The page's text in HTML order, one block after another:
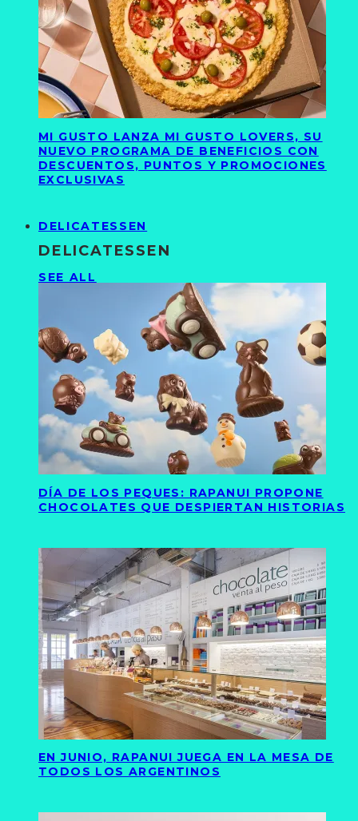
MI GUSTO LANZA MI GUSTO LOVERS, SU
NUEVO PROGRAMA DE BENEFICIOS CON
DESCUENTOS, PUNTOS Y PROMOCIONES
EXCLUSIVAS
DELICATESSEN
DELICATESSEN
SEE ALL
DÍA DE LOS PEQUES: RAPANUI PROPONE
CHOCOLATES QUE DESPIERTAN HISTORIAS
EN JUNIO, RAPANUI JUEGA EN LA MESA DE
TODOS LOS ARGENTINOS